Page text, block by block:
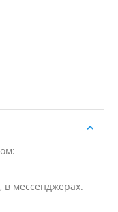
в мессенджерах.